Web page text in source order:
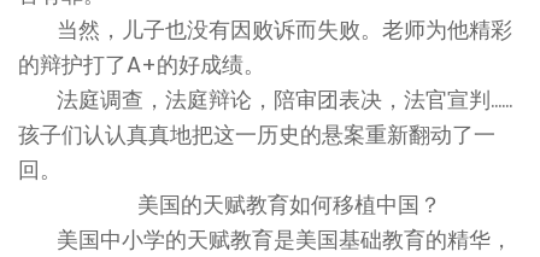
当然，儿子也没有因败诉而失败。老师为他精彩
的辩护打了A+的好成绩。
法庭调查，法庭辩论，陪审团表决，法官宣判……
孩子们认认真真地把这一历史的悬案重新翻动了一
回。
美国的天赋教育如何移植中国？
美国中小学的天赋教育是美国基础教育的精华，